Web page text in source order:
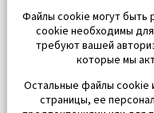
Файлы cookie могут быть
cookie необходимы
требуют вашей
которые мы
Остальные файлы cookie
страницы, ее